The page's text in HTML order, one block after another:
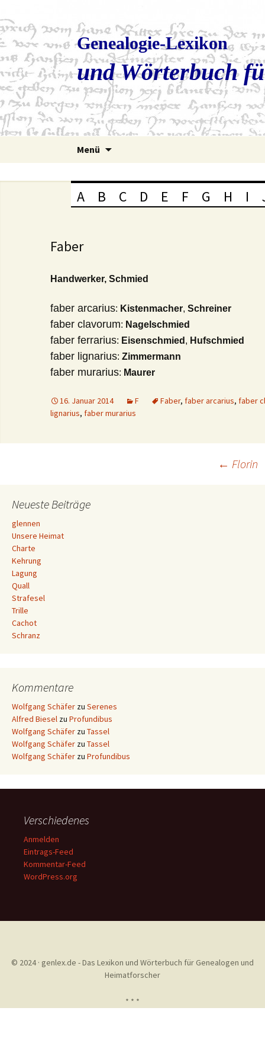
Genealogie-Lexikon
und Wörterbuch
Menü
A B C D E F G H I
Faber
Handwerker, Schmied
faber arcarius: Kistenmacher, Schreiner
faber clavorum: Nagelschmied
faber ferrarius: Eisenschmied , Hufschmied
faber lignarius: Zimmermann
faber murarius: Maurer
16. Januar 2014 F Faber, faber arcarius, faber
lignarius, faber murarius
Navigation
← Florin
Neueste Beiträge
glennen
Unsere Heimat
Charte
Kehrung
Lagung
Quall
Strafesel
Trille
Cachot
Schranz
Kommentare
Wolfgang Schäfer zu Serenes
Alfred Biesel zu Profundibus
Wolfgang Schäfer zu Tassel
Wolfgang Schäfer zu Tassel
Wolfgang Schäfer zu Profundibus
Verschiedenes
Anmelden
Eintrags-Feed
Kommentar-Feed
WordPress.org
© 2024 · genlex.de - Das Lexikon und Wörterbuch für Genealogen und
Heimatforscher
* * *